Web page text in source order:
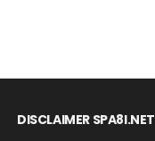
DISCLAIMER SPA8I.NET